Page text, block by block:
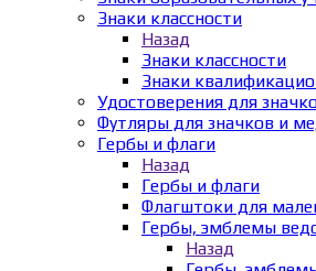
Знаки классности
Назад
Знаки классности
Знаки
Удостоверения для
Футляры для значков и
Гербы и флаги
Назад
Гербы и флаги
Флагштоки для
Гербы, эмблемы
Назад